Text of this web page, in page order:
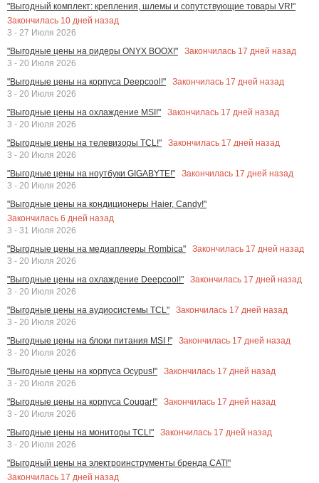
"Выгодный комплект: крепления, шлемы и сопутствующие товары VR!"
Закончилась 10 дней назад
3 - 27 Июля 2026
"Выгодные цены на ридеры ONYX BOOX!"
Закончилась 17 дней назад
3 - 20 Июля 2026
"Выгодные цены на корпуса Deepcool!"
Закончилась 17 дней назад
3 - 20 Июля 2026
"Выгодные цены на охлаждение MSI!"
Закончилась 17 дней назад
3 - 20 Июля 2026
"Выгодные цены на телевизоры TCL!"
Закончилась 17 дней назад
3 - 20 Июля 2026
"Выгодные цены на ноутбуки GIGABYTE!"
Закончилась 17 дней назад
3 - 20 Июля 2026
"Выгодные цены на кондиционеры Haier, Candy!"
Закончилась 6 дней назад
3 - 31 Июля 2026
"Выгодные цены на медиаплееры Rombica"
Закончилась 17 дней назад
3 - 20 Июля 2026
"Выгодные цены на охлаждение Deepcool!"
Закончилась 17 дней назад
3 - 20 Июля 2026
"Выгодные цены на аудиосистемы TCL"
Закончилась 17 дней назад
3 - 20 Июля 2026
"Выгодные цены на блоки питания MSI !"
Закончилась 17 дней назад
3 - 20 Июля 2026
"Выгодные цены на корпуса Ocypus!"
Закончилась 17 дней назад
3 - 20 Июля 2026
"Выгодные цены на корпуса Cougar!"
Закончилась 17 дней назад
3 - 20 Июля 2026
"Выгодные цены на мониторы TCL!"
Закончилась 17 дней назад
3 - 20 Июля 2026
"Выгодный цены на электроинструменты бренда CAT!"
Закончилась 17 дней назад